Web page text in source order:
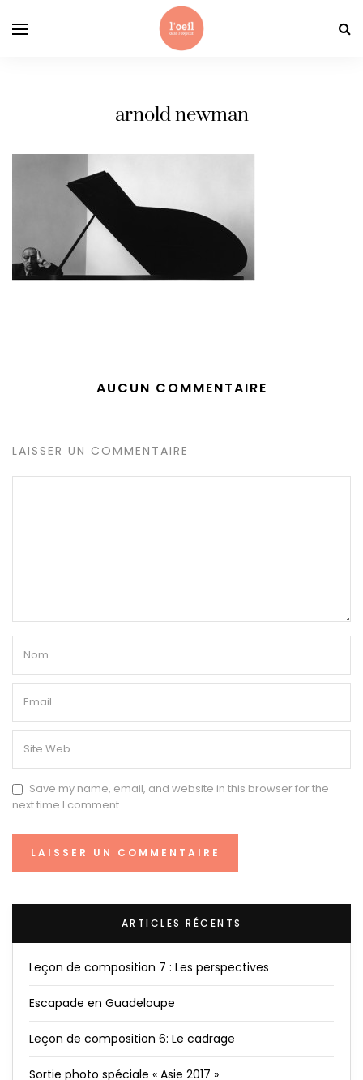
arnold newman
AUCUN COMMENTAIRE
LAISSER UN COMMENTAIRE
Save my name, email, and website in this browser for the
next time I comment.
ARTICLES RÉCENTS
Leçon de composition 7 : Les perspectives
Escapade en Guadeloupe
Leçon de composition 6: Le cadrage
Sortie photo spéciale « Asie 2017 »